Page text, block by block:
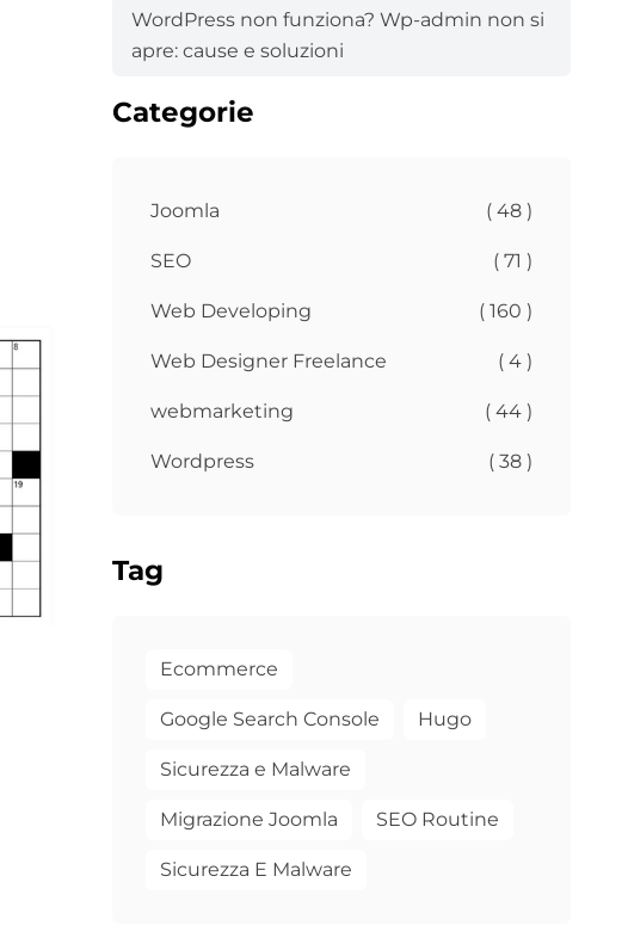
WordPress non funziona? Wp-admin non si
apre: cause e soluzioni
Categorie
Joomla ( 48 )
SEO ( 71 )
Web Developing ( 160 )
Web Designer Freelance ( 4 )
webmarketing ( 44 )
Wordpress ( 38 )
Tag
Ecommerce
Google Search Console Hugo
Sicurezza e Malware
Migrazione Joomla SEO Routine
Sicurezza E Malware